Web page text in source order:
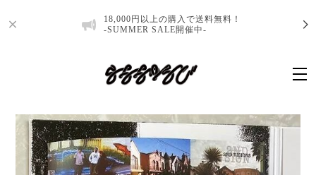
18,000円以上の購入で送料無料！
-SUMMER SALE開催中-